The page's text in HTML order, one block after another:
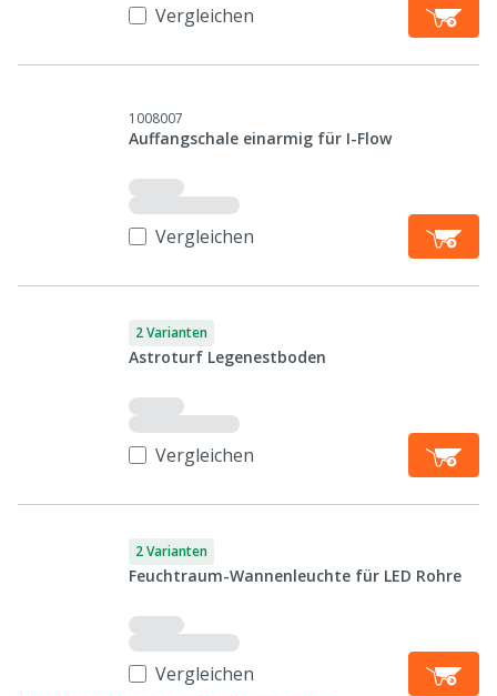
Vergleichen
1008007
Auffangschale einarmig für I-Flow
Vergleichen
2 Varianten
Astroturf Legenestboden
Vergleichen
2 Varianten
Feuchtraum-Wannenleuchte für LED Rohre
Vergleichen